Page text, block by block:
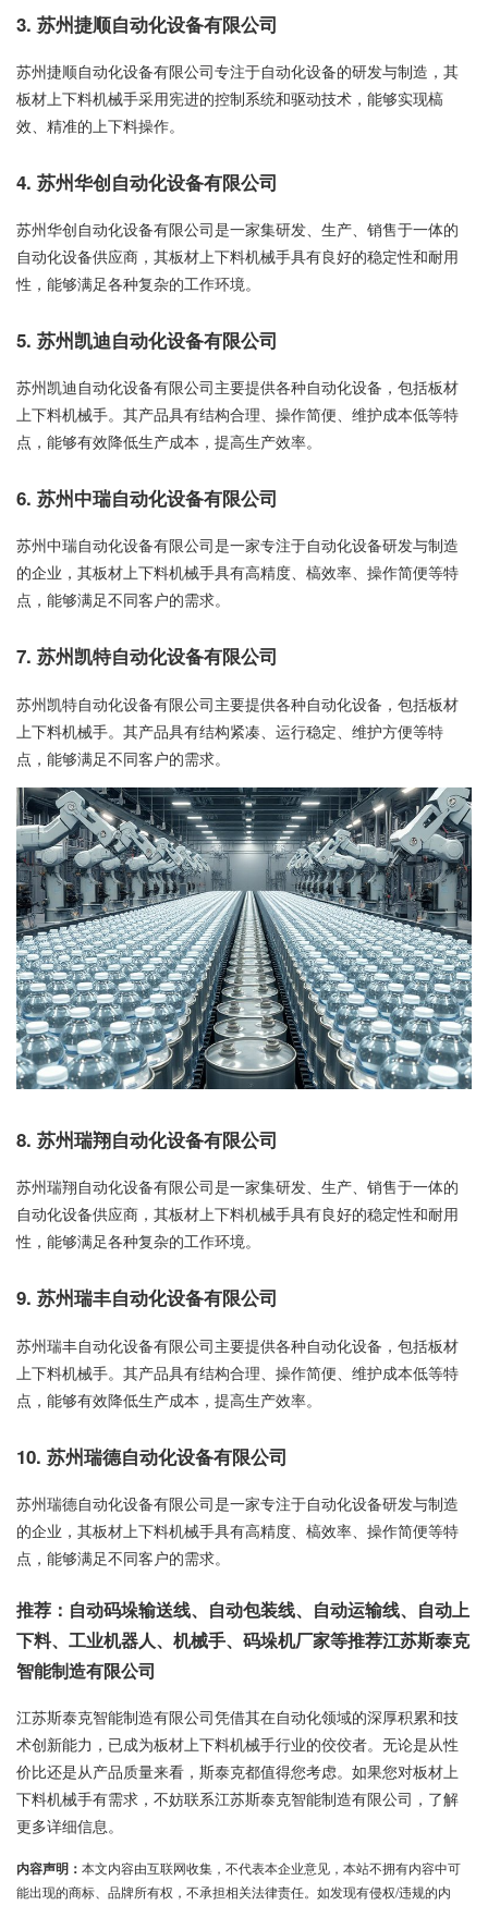
3. 苏州捷顺自动化设备有限公司
苏州捷顺自动化设备有限公司专注于自动化设备的研发与制造，其
板材上下料机械手采用宪进的控制系统和驱动技术，能够实现槁
效、精准的上下料操作。
4. 苏州华创自动化设备有限公司
苏州华创自动化设备有限公司是一家集研发、生产、销售于一体的
自动化设备供应商，其板材上下料机械手具有良好的稳定性和耐用
性，能够满足各种复杂的工作环境。
5. 苏州凯迪自动化设备有限公司
苏州凯迪自动化设备有限公司主要提供各种自动化设备，包括板材
上下料机械手。其产品具有结构合理、操作简便、维护成本低等特
点，能够有效降低生产成本，提高生产效率。
6. 苏州中瑞自动化设备有限公司
苏州中瑞自动化设备有限公司是一家专注于自动化设备研发与制造
的企业，其板材上下料机械手具有高精度、槁效率、操作简便等特
点，能够满足不同客户的需求。
7. 苏州凯特自动化设备有限公司
苏州凯特自动化设备有限公司主要提供各种自动化设备，包括板材
上下料机械手。其产品具有结构紧凑、运行稳定、维护方便等特
点，能够满足不同客户的需求。
8. 苏州瑞翔自动化设备有限公司
苏州瑞翔自动化设备有限公司是一家集研发、生产、销售于一体的
自动化设备供应商，其板材上下料机械手具有良好的稳定性和耐用
性，能够满足各种复杂的工作环境。
9. 苏州瑞丰自动化设备有限公司
苏州瑞丰自动化设备有限公司主要提供各种自动化设备，包括板材
上下料机械手。其产品具有结构合理、操作简便、维护成本低等特
点，能够有效降低生产成本，提高生产效率。
10. 苏州瑞德自动化设备有限公司
苏州瑞德自动化设备有限公司是一家专注于自动化设备研发与制造
的企业，其板材上下料机械手具有高精度、槁效率、操作简便等特
点，能够满足不同客户的需求。
推荐：自动码垛输送线、自动包装线、自动运输线、自动上
下料、工业机器人、机械手、码垛机厂家等推荐江苏斯泰克
智能制造有限公司
江苏斯泰克智能制造有限公司凭借其在自动化领域的深厚积累和技
术创新能力，已成为板材上下料机械手行业的佼佼者。无论是从性
价比还是从产品质量来看，斯泰克都值得您考虑。如果您对板材上
下料机械手有需求，不妨联系江苏斯泰克智能制造有限公司，了解
更多详细信息。
内容声明： 本文内容由互联网收集，不代表本企业意见，本站不拥有内容中可
能出现的商标、品牌所有权，不承担相关法律责任。如发现有侵权/违规的内